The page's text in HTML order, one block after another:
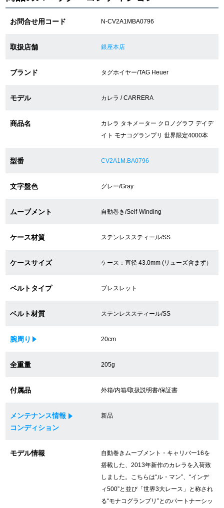
ショッピングローンの流れ
よくある質問
お問い合わせ
腕時計サイズ調整サービス
店舗受け取りサービス
買取ご成約者様限定5万円クーポン
75%以上保証！中古商品高価買戻し
修理依頼をする
修理・メンテンナンスについて
オーバーホールについて
お問合せ用コード N-CV2A1MBA0796
取扱店舗 銀座本店
ブランド タグホイヤー/TAG Heuer
モデル カレラ / CARRERA
商品名
カレラ タキメーター クロノグラフ デイデ
イト モナコグランプリ 世界限定4000本
型番 CV2A1M.BA0796
文字盤色 グレー/Gray
ムーブメント 自動巻き/Self-Winding
ケース材質 ステンレススティール/SS
ケースサイズ ケース：直径 43.0mm (リューズ含まず）
ベルトタイプ ブレスレット
ベルト材質 ステンレススティール/SS
腕周り 20cm
全重量 205g
付属品 外箱/内箱/取扱説明書/保証書
メンテナンス情報
コンディション
新品
モデル情報
自動巻きムーブメント・キャリバー16を
搭載した、2013年新作のカレラを入荷致
しました。こちらは“ル・マン”、“インデ
ィ500”と並び「世界3大レース」と称され
る“モナコグランプリ”とのパートナーシッ